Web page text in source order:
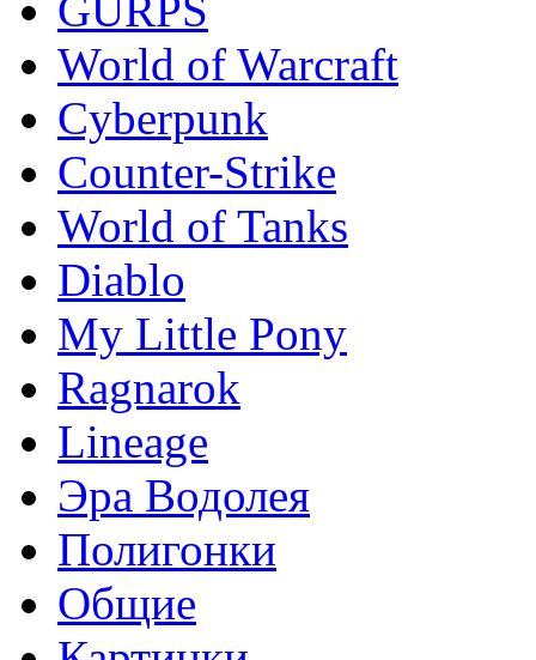
World of Warcraft
Сyberpunk
Counter-Strike
World of Tanks
Diablo
My Little Pony
Ragnarok
Lineage
Эра Водолея
Полигонки
Общие